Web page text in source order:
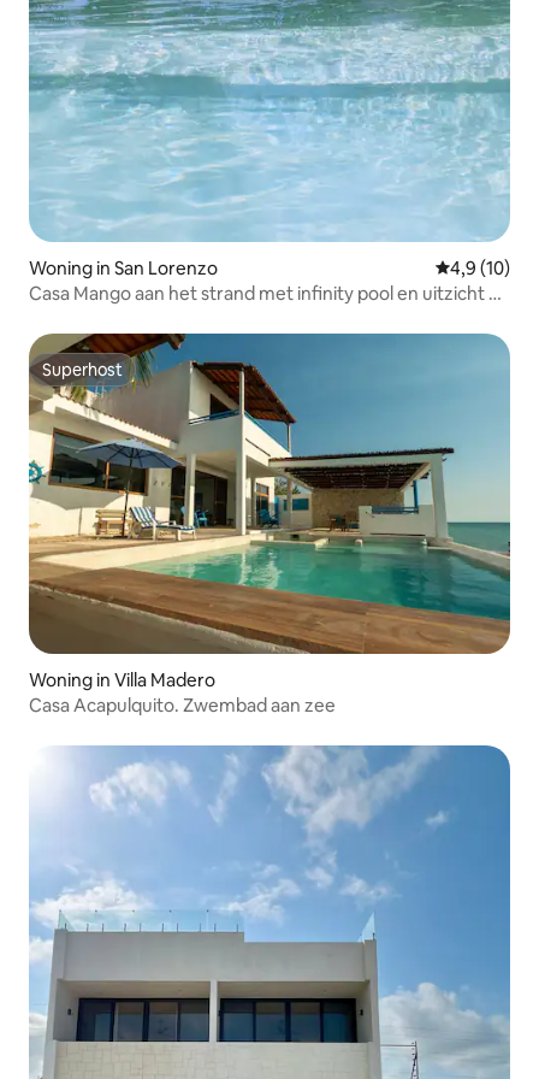
Woning in San Lorenzo
4,9 (10)
Casa Mango aan het strand met infinity pool en uitzicht op
Superhost
Superhost
Woning in Villa Madero
Casa Acapulquito. Zwembad aan zee